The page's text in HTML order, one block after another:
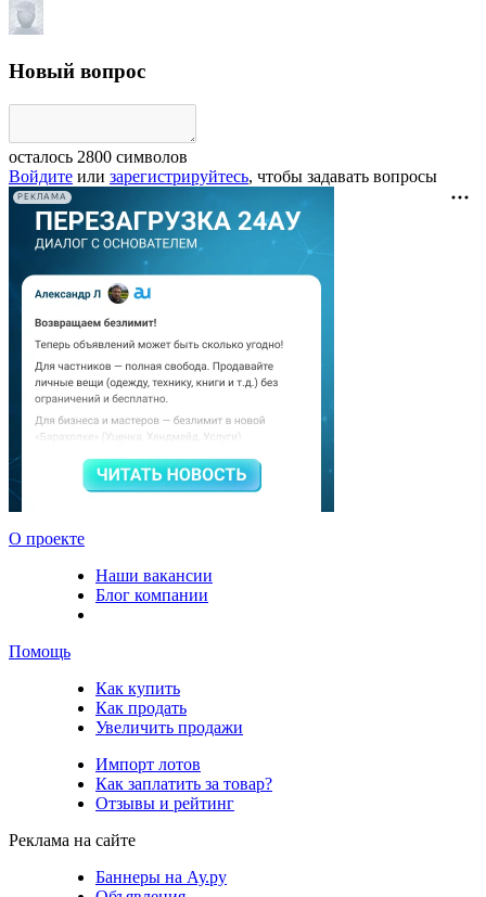
Новый вопрос
осталось 2800 символов
Войдите или зарегистрируйтесь, чтобы задавать вопросы
РЕКЛАМА
О проекте
Наши вакансии
Блог компании
Помощь
Как купить
Как продать
Увеличить продажи
Импорт лотов
Как заплатить за товар?
Отзывы и рейтинг
Реклама на сайте
Баннеры на Ау.ру